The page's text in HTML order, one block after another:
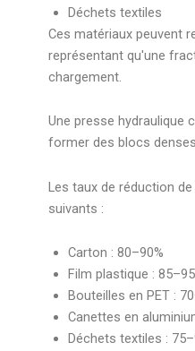
Déchets textiles
Ces matériaux peuvent
représentant qu'une
chargement.
Une presse hydraulique
former des blocs
Les taux de réduction
suivants :
Carton : 80–90%
Film plastique :
Bouteilles en PET :
Canettes en
Déchets textiles :